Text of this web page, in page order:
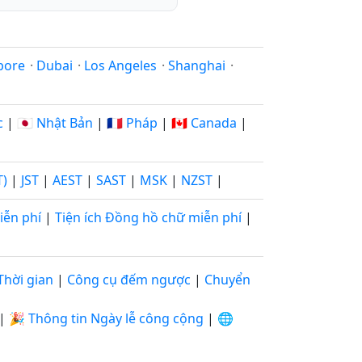
· Dubai · Los Angeles · Shanghai ·
| 🇯🇵 Nhật Bản | 🇫🇷 Pháp | 🇨🇦 Canada |
| JST | AEST | SAST | MSK | NZST |
phí| Tiện ích Đồng hồ chữ miễn phí|
gian | Công cụ đếm ngược | Chuyển
🎉 Thông tin Ngày lễ công cộng | 🌐